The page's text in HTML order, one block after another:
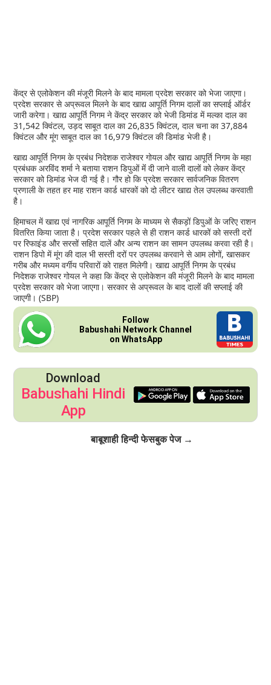
केंद्र से एलोकेशन की मंजूरी मिलने के बाद मामला प्रदेश सरकार को भेजा जाएगा।
प्रदेश सरकार से अप्रूवल मिलने के बाद खाद्य आपूर्ति निगम दालों का सप्लाई ऑर्डर
जारी करेगा। खाद्य आपूर्ति निगम ने केंद्र सरकार को भेजी डिमांड में मल्का दाल का
31,542 क्विंटल, उड़द साबूत दाल का 26,835 क्विंटल, दाल चना का 37,884
क्विंटल और मूंग साबूत दाल का 16,979 क्विंटल की डिमांड भेजी है।
खाद्य आपूर्ति निगम के प्रबंध निदेशक राजेश्वर गोयल और खाद्य आपूर्ति निगम के महा
प्रबंधक अरविंद शर्मा ने बताया राशन डिपुओं मेंं दी जाने वाली दालों को लेकर केंद्र
सरकार को डिमांड भेज दी गई है। गौर हो कि प्रदेश सरकार सार्वजनिक वितरण
प्रणाली के तहत हर माह राशन कार्ड धारकों को दो लीटर खाद्य तेल उपलब्ध करवाती
है।
हिमाचल में खाद्य एवं नागरिक आपूर्ति निगम के माध्यम से सैकड़ों डिपुओं के जरिए राशन
वितरित किया जाता है। प्रदेश सरकार पहले से ही राशन कार्ड धारकों को सस्ती दरों
पर रिफाइंड और सरसों सहित दालें और अन्य राशन का सामन उपलब्ध करवा रही है।
राशन डिपो में मूंग की दाल भी सस्ती दरों पर उपलब्ध करवाने से आम लोगों, खासकर
गरीब और मध्यम वर्गीय परिवारों को राहत मिलेगी। खाद्य आपूर्ति निगम के प्रबंध
निदेशक राजेश्वर गोयल ने कहा कि केंद्र से एलोकेशन की मंजूरी मिलने के बाद मामला
प्रदेश सरकार को भेजा जाएगा। सरकार से अप्रूवल के बाद दालों की सप्लाई की
जाएगी। (SBP)
Follow
Babushahi Network Channel
on WhatsApp
Download
Babushahi Hindi
App
बाबूशाही हिन्दी फेसबुक पेज →